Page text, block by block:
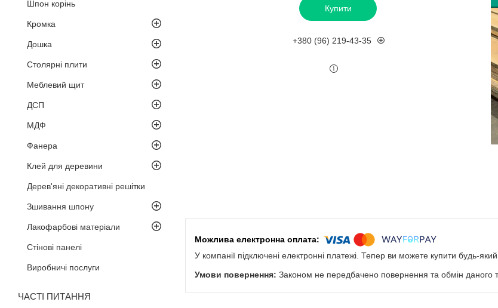
Шпон корінь
Кромка
Дошка
Столярні плити
Меблевий щит
ДСП
МДФ
Фанера
Клей для деревини
Дерев'яні декоративні решітки
Зшивання шпону
Лакофарбові матеріали
Стінові панелі
Виробничі послуги
ЧАСТІ ПИТАННЯ
Купити
+380 (96) 219-43-35
У компанії підключені електронні платежі. Тепер ви можете купити будь-
Законом не передбачено повернення та обмін даного